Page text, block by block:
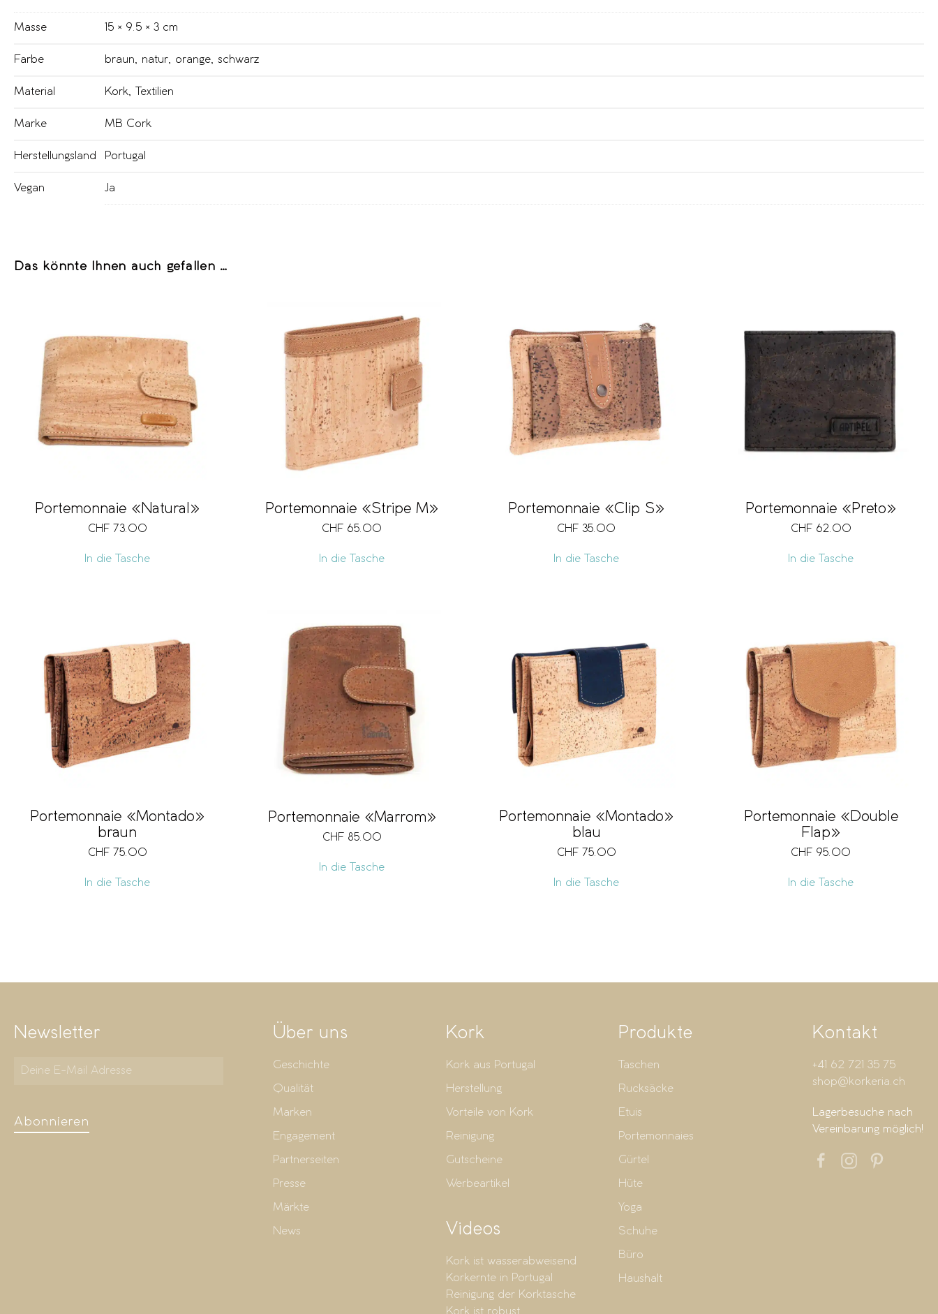
Masse 15 × 9.5 × 3 cm
Farbe braun, natur, orange, schwarz
Material Kork, Textilien
Marke MB Cork
Herstellungsland Portugal
Vegan Ja
Das könnte Ihnen auch gefallen …
Portemonnaie «Natural»
CHF 73.00
In die Tasche
Portemonnaie «Stripe M»
CHF 65.00
In die Tasche
Portemonnaie «Clip S»
CHF 35.00
In die Tasche
Portemonnaie «Preto»
CHF 62.00
In die Tasche
Portemonnaie «Montado»
braun
CHF 75.00
In die Tasche
Portemonnaie «Marrom»
CHF 85.00
In die Tasche
Portemonnaie «Montado»
blau
CHF 75.00
In die Tasche
Portemonnaie «Double
Flap»
CHF 95.00
In die Tasche
Newsletter
Abonnieren
Über uns
Geschichte
Qualität
Marken
Engagement
Partnerseiten
Presse
Märkte
News
Kork
Kork aus Portugal
Herstellung
Vorteile von Kork
Reinigung
Gutscheine
Werbeartikel
Videos
Kork ist wasserabweisend
Korkernte in Portugal
Reinigung der Korktasche
Kork ist robust
Produkte
Taschen
Rucksäcke
Etuis
Portemonnaies
Gürtel
Hüte
Yoga
Schuhe
Büro
Haushalt
Kontakt
+41 62 721 35 75
shop@korkeria.ch
Lagerbesuche nach
Vereinbarung möglich!